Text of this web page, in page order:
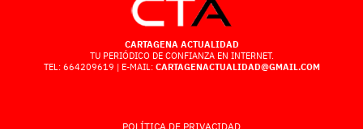
CARTAGENA ACTUALIDAD
TU PERIÓDICO DE CONFIANZA EN INTERNET.
TEL: 664209619 | E-MAIL: CARTAGENACTUALIDAD@GMAIL.COM
POLÍTICA DE PRIVACIDAD